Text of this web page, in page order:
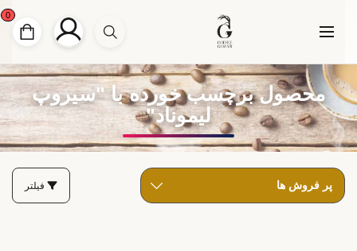
0
محصول برچسب خورده با "سیروپ
لیموناد"
فیلتر